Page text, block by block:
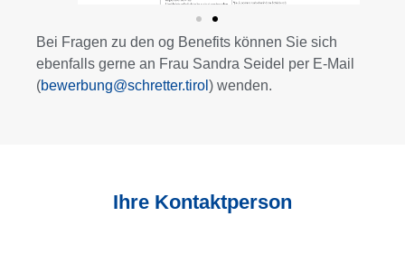
Bei Fragen zu den og Benefits können Sie sich
ebenfalls gerne an Frau Sandra Seidel per E-Mail
(bewerbung@schretter.tirol ) wenden.
Ihre Kontaktperson